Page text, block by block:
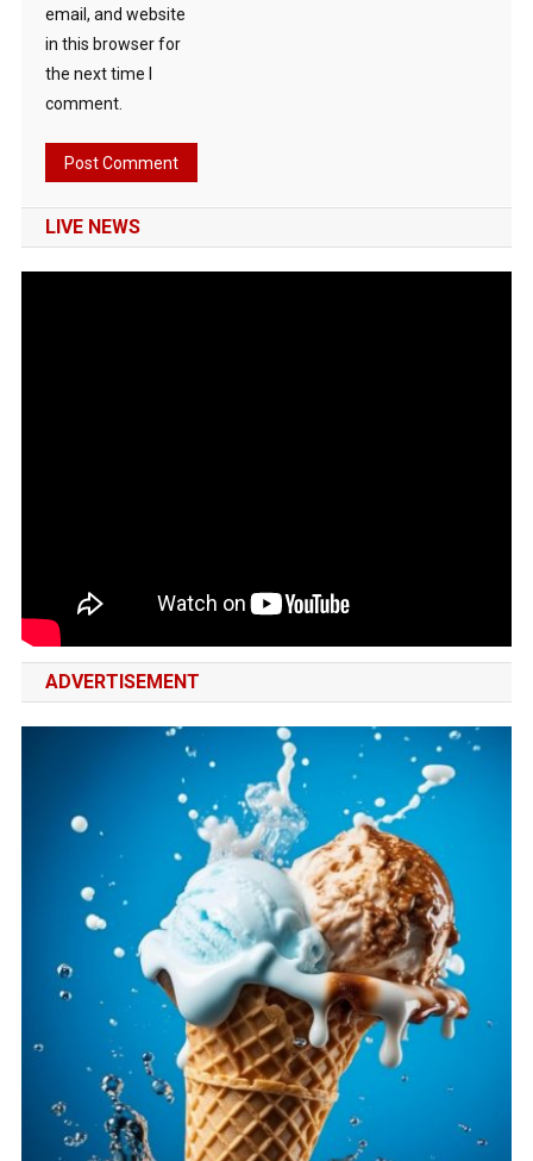
email, and website
in this browser for
the next time I
comment.
LIVE NEWS
ADVERTISEMENT